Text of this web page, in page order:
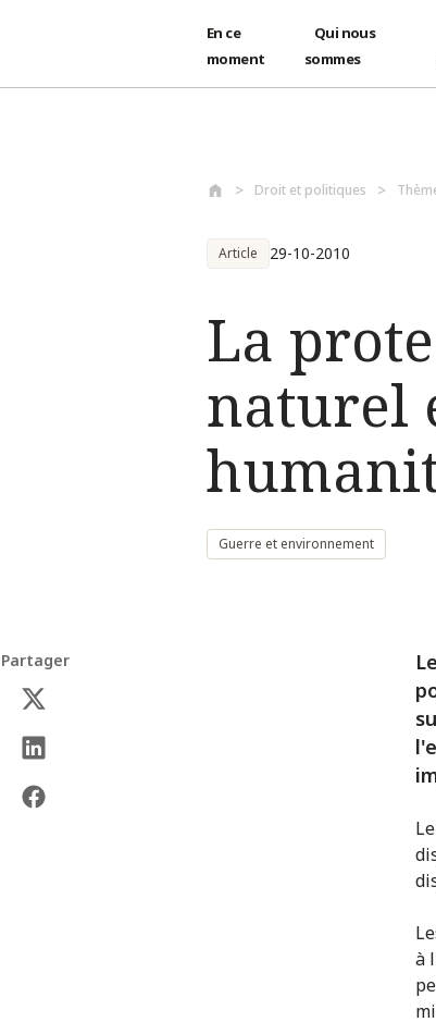
En ce
moment
Qui nous
sommes
Droit et politiques
Article 29-10-2010
La
naturel
Guerre et environnement
Partager
à